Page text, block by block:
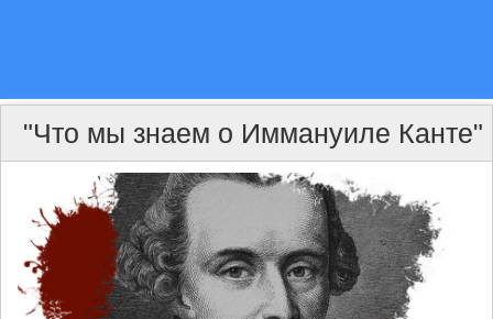
"Что мы знаем о Иммануиле Канте"